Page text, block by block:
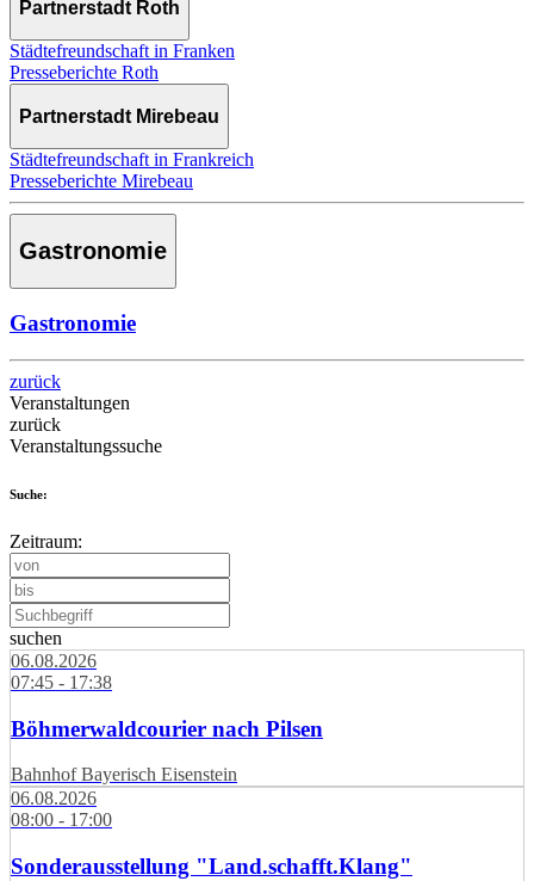
Partnerstadt Roth
Städtefreundschaft in Franken
Presseberichte Roth
Partnerstadt Mirebeau
Städtefreundschaft in Frankreich
Presseberichte Mirebeau
Gastronomie
Gastronomie
zurück
Veranstaltungen
zurück
Veranstaltungssuche
Suche:
Zeitraum:
suchen
06.08.2026
07:45 - 17:38
Böhmerwaldcourier nach Pilsen
Bahnhof Bayerisch Eisenstein
06.08.2026
08:00 - 17:00
Sonderausstellung "Land.schafft.Klang"